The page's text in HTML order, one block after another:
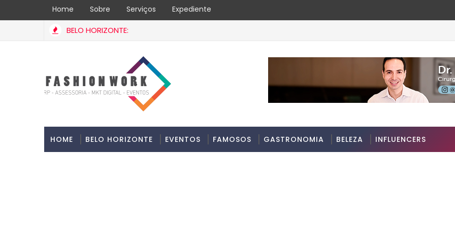
Home Sobre Serviços Expediente
BELO HORIZONTE:
HOME BELO HORIZONTE EVENTOS FAMOSOS GASTRONOMIA BELEZA INFLUENCERS